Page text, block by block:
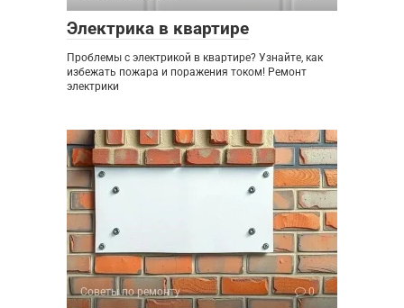
Электрика в квартире
Проблемы с электрикой в квартире? Узнайте, как
избежать пожара и поражения током! Ремонт
электрики
Советы по ремонту 0